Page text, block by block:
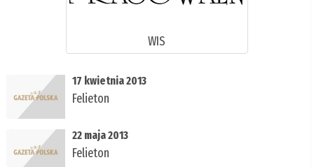
WIS
17 kwietnia 2013
Felieton
22 maja 2013
Felieton